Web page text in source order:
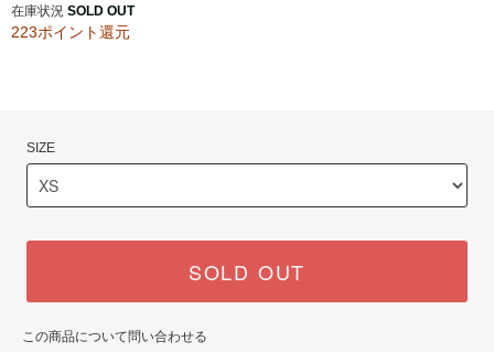
在庫状況 SOLD OUT
223ポイント還元
SIZE
SOLD OUT
この商品について問い合わせる